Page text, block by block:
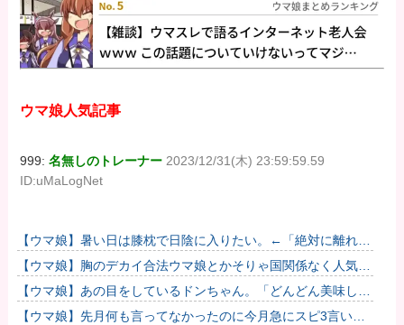
ウマ娘人気記事
999:名無しのトレーナー 2023/12/31(木) 23:59:59.59
ID:uMaLogNet
【ウマ娘】暑い日は膝枕で日陰に入りたい。←「絶対に離れた
くない場所だな」
【ウマ娘】胸のデカイ合法ウマ娘とかそりゃ国関係なく人気出
るわな
【ウマ娘】あの目をしているドンちゃん。「どんどん美味しく
実る…♡」
【ウマ娘】先月何も言ってなかったのに今月急にスピ3言い出